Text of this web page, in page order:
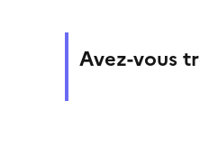
Avez-vous